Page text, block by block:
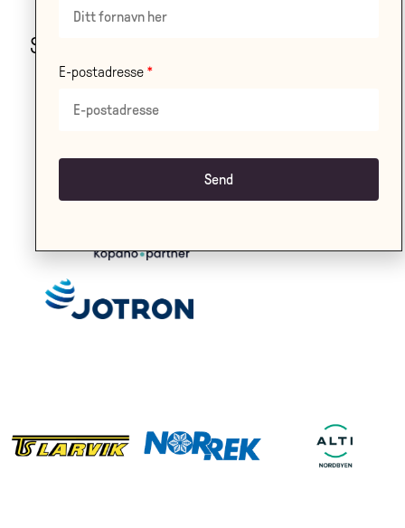
Stor takk til våre samarbeidspartnere!
LES OM ALLE VÅRE
E-postadresse